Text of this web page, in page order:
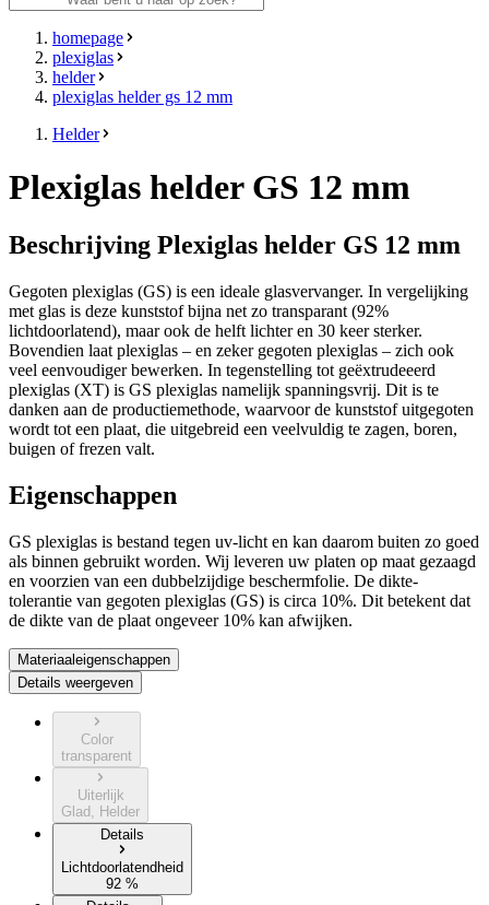
homepage
plexiglas
helder
plexiglas helder gs 12 mm
Helder
Plexiglas helder GS 12 mm
Beschrijving Plexiglas helder GS 12 mm
Gegoten plexiglas (GS) is een ideale glasvervanger. In vergelijking
met glas is deze kunststof bijna net zo transparant (92%
lichtdoorlatend), maar ook de helft lichter en 30 keer sterker.
Bovendien laat plexiglas – en zeker gegoten plexiglas – zich ook
veel eenvoudiger bewerken. In tegenstelling tot geëxtrudeeerd
plexiglas (XT) is GS plexiglas namelijk spanningsvrij. Dit is te
danken aan de productiemethode, waarvoor de kunststof uitgegoten
wordt tot een plaat, die uitgebreid een veelvuldig te zagen, boren,
buigen of frezen valt.
Eigenschappen
GS plexiglas is bestand tegen uv-licht en kan daarom buiten zo goed
als binnen gebruikt worden. Wij leveren uw platen op maat gezaagd
en voorzien van een dubbelzijdige beschermfolie. De dikte-
tolerantie van gegoten plexiglas (GS) is circa 10%. Dit betekent dat
de dikte van de plaat ongeveer 10% kan afwijken.
Materiaaleigenschappen
Details weergeven
Color
transparent
Uiterlijk
Glad, Helder
Details
Lichtdoorlatendheid
92 %